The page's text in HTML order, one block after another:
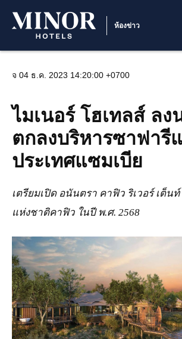
ห้องข่าว
จ 04 ธ.ค. 2023 14:20:00 +0700
ไมเนอร์ โฮเทลส์ ล
ตกลงบริหารซาฟารี
ประเทศแซมเบีย
เตรียมเปิด อนันตรา คาฟิว ริเวอร์ เต็น
แห่งชาติคาฟิว ในปี พ.ศ. 2568